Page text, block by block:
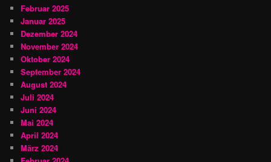
Februar 2025
Januar 2025
Dezember 2024
November 2024
Oktober 2024
September 2024
August 2024
Juli 2024
Juni 2024
Mai 2024
April 2024
März 2024